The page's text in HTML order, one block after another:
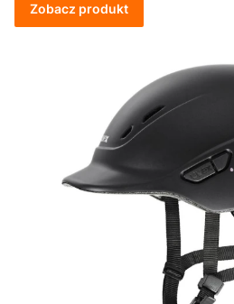
Zobacz produkt